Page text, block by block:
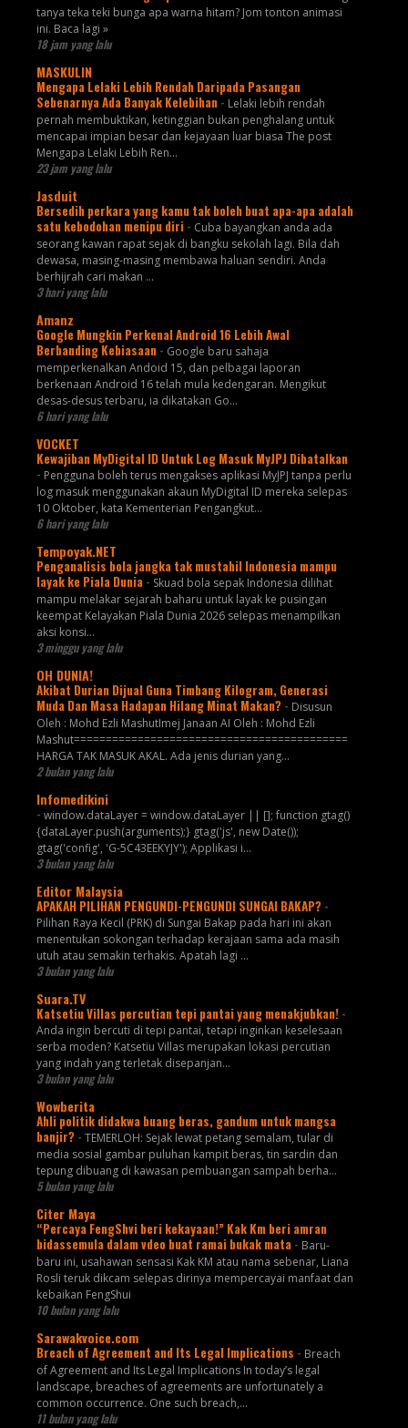
tanya teka teki bunga apa warna hitam? Jom tonton animasi
ini. Baca lagi »
18 jam yang lalu
MASKULIN
Mengapa Lelaki Lebih Rendah Daripada Pasangan
Sebenarnya Ada Banyak Kelebihan - Lelaki lebih rendah
pernah membuktikan, ketinggian bukan penghalang untuk
mencapai impian besar dan kejayaan luar biasa The post
Mengapa Lelaki Lebih Ren...
23 jam yang lalu
Jasduit
Bersedih perkara yang kamu tak boleh buat apa-apa adalah
satu kebodohan menipu diri - Cuba bayangkan anda ada
seorang kawan rapat sejak di bangku sekolah lagi. Bila dah
dewasa, masing-masing membawa haluan sendiri. Anda
berhijrah cari makan ...
3 hari yang lalu
Amanz
Google Mungkin Perkenal Android 16 Lebih Awal
Berbanding Kebiasaan - Google baru sahaja
memperkenalkan Andoid 15, dan pelbagai laporan
berkenaan Android 16 telah mula kedengaran. Mengikut
desas-desus terbaru, ia dikatakan Go...
6 hari yang lalu
VOCKET
Kewajiban MyDigital ID Untuk Log Masuk MyJPJ Dibatalkan
- Pengguna boleh terus mengakses aplikasi MyJPJ tanpa perlu
log masuk menggunakan akaun MyDigital ID mereka selepas
10 Oktober, kata Kementerian Pengangkut...
6 hari yang lalu
Tempoyak.NET
Penganalisis bola jangka tak mustahil Indonesia mampu
layak ke Piala Dunia - Skuad bola sepak Indonesia dilihat
mampu melakar sejarah baharu untuk layak ke pusingan
keempat Kelayakan Piala Dunia 2026 selepas menampilkan
aksi konsi...
3 minggu yang lalu
OH DUNIA!
Akibat Durian Dijual Guna Timbang Kilogram, Generasi
Muda Dan Masa Hadapan Hilang Minat Makan? - Disusun
Oleh : Mohd Ezli MashutImej Janaan AI Oleh : Mohd Ezli
Mashut===========================================
HARGA TAK MASUK AKAL. Ada jenis durian yang...
2 bulan yang lalu
Infomedikini
- window.dataLayer = window.dataLayer || []; function gtag()
{dataLayer.push(arguments);} gtag('js', new Date());
gtag('config', 'G-5C43EEKYJY'); Applikasi i...
3 bulan yang lalu
Editor Malaysia
APAKAH PILIHAN PENGUNDI-PENGUNDI SUNGAI BAKAP? -
Pilihan Raya Kecil (PRK) di Sungai Bakap pada hari ini akan
menentukan sokongan terhadap kerajaan sama ada masih
utuh atau semakin terhakis. Apatah lagi ...
3 bulan yang lalu
Suara.TV
Katsetiu Villas percutian tepi pantai yang menakjubkan! -
Anda ingin bercuti di tepi pantai, tetapi inginkan keselesaan
serba moden? Katsetiu Villas merupakan lokasi percutian
yang indah yang terletak disepanjan...
3 bulan yang lalu
Wowberita
Ahli politik didakwa buang beras, gandum untuk mangsa
banjir? - TEMERLOH: Sejak lewat petang semalam, tular di
media sosial gambar puluhan kampit beras, tin sardin dan
tepung dibuang di kawasan pembuangan sampah berha...
5 bulan yang lalu
Citer Maya
“Percaya FengShvi beri kekayaan!” Kak Km beri amran
bidassemula dalam vdeo buat ramai bukak mata - Baru-
baru ini, usahawan sensasi Kak KM atau nama sebenar, Liana
Rosli teruk dikcam selepas dirinya mempercayai manfaat dan
kebaikan FengShui
10 bulan yang lalu
Sarawakvoice.com
Breach of Agreement and Its Legal Implications - Breach
of Agreement and Its Legal Implications In today’s legal
landscape, breaches of agreements are unfortunately a
common occurrence. One such breach,...
11 bulan yang lalu